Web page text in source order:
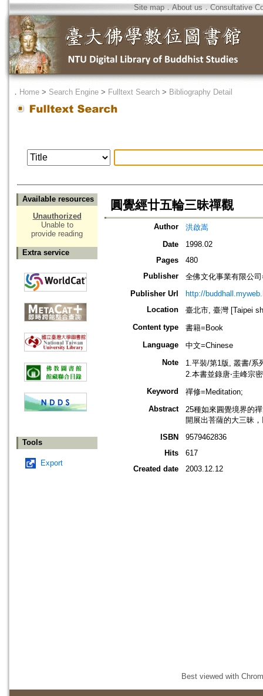
Site map．About us ． Consultative
． Home > Search Engine > Fulltext Search > Bibliography Detail
Available resources
Unauthorized
Unable to
provide reading
Extra service
Tools
Export
圓覺經廿五輪三昧禪觀
Author
洪啟嵩
Date
1998.02
Pages
480
Publisher
全佛文化事業有限公
Publisher Url
http://
Location
臺北市, 臺灣 [Taipei
Content type
書籍=Book
Language
中文=Chinese
Note
1.平裝/第1版, 叢書/系
2.本書並錄唐‧圭峰宗
Keyword
禪修=Meditation;
Abstract
25種如來圓覺境界的
開展出菩薩的大三昧
ISBN
9579462836
Hits
617
Created date
2003.12.12
Best viewed with